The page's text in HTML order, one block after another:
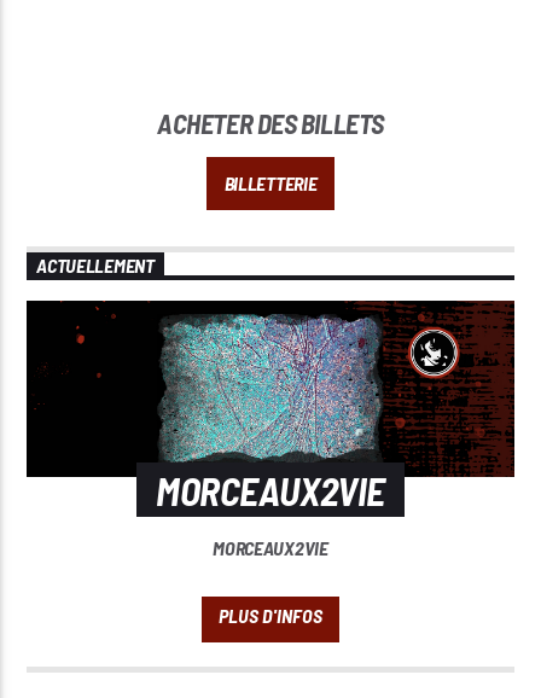
ACHETER DES BILLETS
BILLETTERIE
ACTUELLEMENT
MORCEAUX2VIE
MORCEAUX2VIE